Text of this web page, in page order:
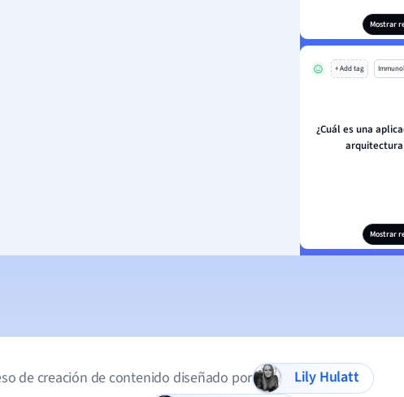
Mostrar
+ Add tag
¿Cuál es una
Mostrar
de creación de contenido diseñado por
Lily Hulatt